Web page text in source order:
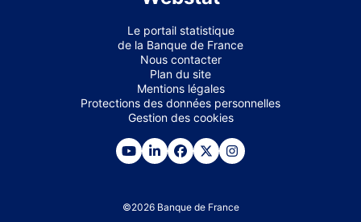
Le portail statistique
de la Banque de France
Nous contacter
Plan du site
Mentions légales
Protections des données personnelles
Gestion des cookies
©2026 Banque de France